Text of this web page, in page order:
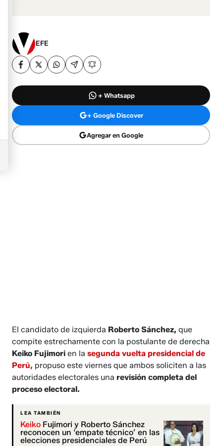
EFE
+ Whatsapp
+ Google Discover
Agregar en Google
El candidato de izquierda Roberto Sánchez, que
compite estrechamente con la postulante de derecha
Keiko Fujimorien lasegunda vuelta presidencial de
Perú, propuso este viernes que ambos soliciten a las
autoridades electorales unarevisión completa del
proceso electoral.
LEA TAMBIÉN
Keiko Fujimori y Roberto Sánchez
reconocen un ‘empate técnico’ en las
elecciones presidenciales de Perú